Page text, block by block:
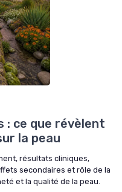
: ce que révèlent
la peau
résultats cliniques,
secondaires et rôle de la
et la qualité de la peau.